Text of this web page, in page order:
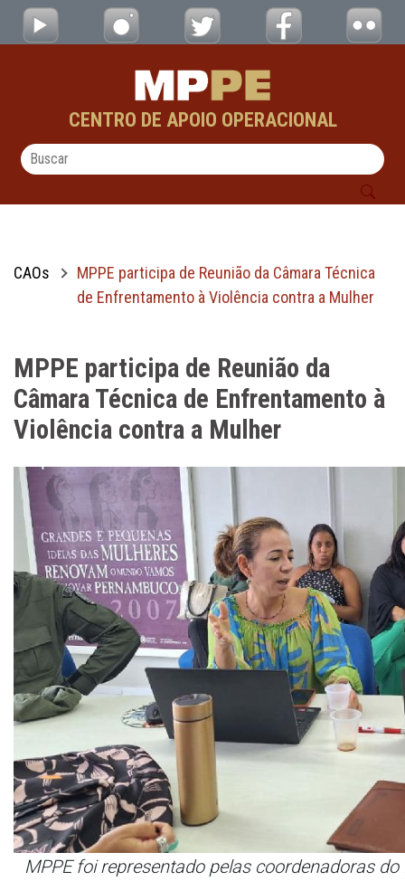
Pular para o Conteúdo principal
MPPE participa de Reunião da Câmara
CENTRO DE APOIO OPERACIONAL
CAOs
MPPE participa de Reunião da Câmara Técnica
de Enfrentamento à Violência contra a Mulher
MPPE participa de Reunião da
Câmara Técnica de Enfrentamento à
Violência contra a Mulher
MPPE foi representado pelas coordenadoras